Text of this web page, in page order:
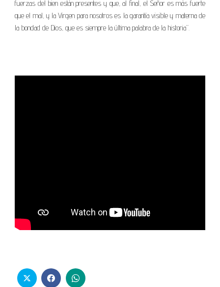
fuerzas del bien están presentes y que, al final, el Señor es más fuerte
que el mal, y la Virgen para nosotros es la garantía visible y materna de
la bondad de Dios, que es siempre la última palabra de la historia”.